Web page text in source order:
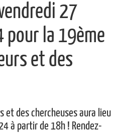
27
pour la 19ème
et des
et des chercheuses aura lieu
à partir de 18h ! Rendez-